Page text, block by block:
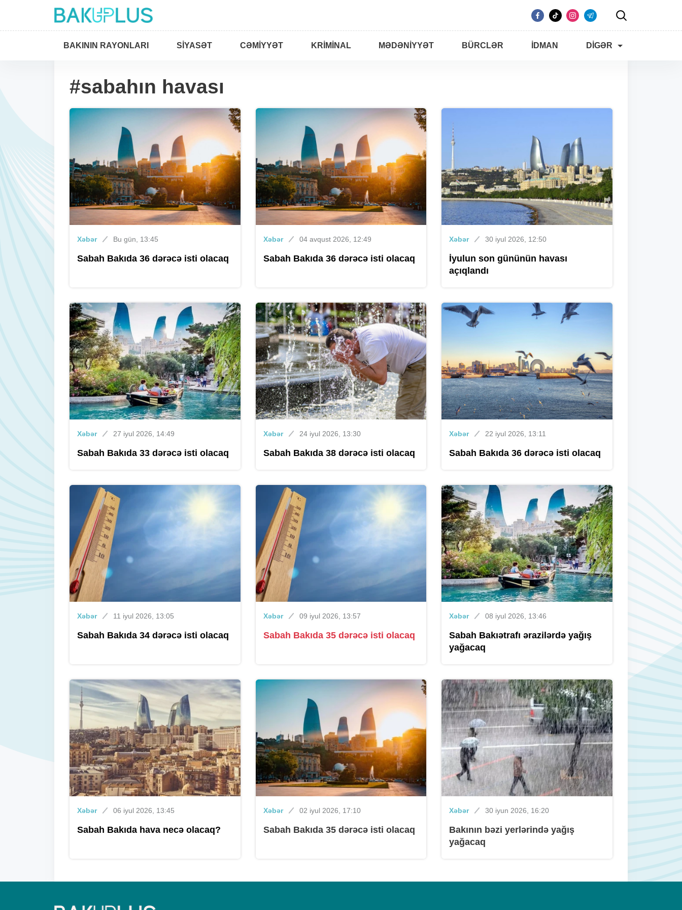
BAKININ RAYONLARI SIYASƏT CƏMIYYƏT KRIMINAL MƏDƏNIYYƏT BÜRCLƏR İDMAN DIGƏR
#sabahın havası
Xəbər Bu gün, 13:45
Sabah Bakıda 36 dərəcə isti olacaq
Xəbər 04 avqust 2026, 12:49
Sabah Bakıda 36 dərəcə isti olacaq
Xəbər 30 iyul 2026, 12:50
İyulun son gününün havası
açıqlandı
Xəbər 27 iyul 2026, 14:49
Sabah Bakıda 33 dərəcə isti olacaq
Xəbər 24 iyul 2026, 13:30
Sabah Bakıda 38 dərəcə isti olacaq
Xəbər 22 iyul 2026, 13:11
Sabah Bakıda 36 dərəcə isti olacaq
Xəbər 11 iyul 2026, 13:05
Sabah Bakıda 34 dərəcə isti olacaq
Xəbər 09 iyul 2026, 13:57
Sabah Bakıda 35 dərəcə isti olacaq
Xəbər 08 iyul 2026, 13:46
Sabah Bakıətrafı ərazilərdə yağış
yağacaq
Xəbər 06 iyul 2026, 13:45
Sabah Bakıda hava necə olacaq?
Xəbər 02 iyul 2026, 17:10
Sabah Bakıda 35 dərəcə isti olacaq
Xəbər 30 iyun 2026, 16:20
Bakının bəzi yerlərində yağış
yağacaq